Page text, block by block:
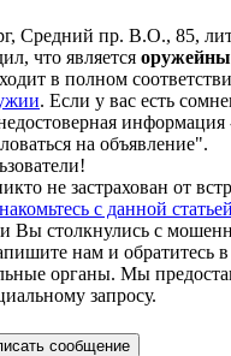
Средний пр. В.О., 85,
что является
в полном
. Если у вас есть
информация
на объявление".
не застрахован от
с данной статьей
Вы столкнулись с
нам и обратитесь в
органы. Мы
запросу.
сообщение